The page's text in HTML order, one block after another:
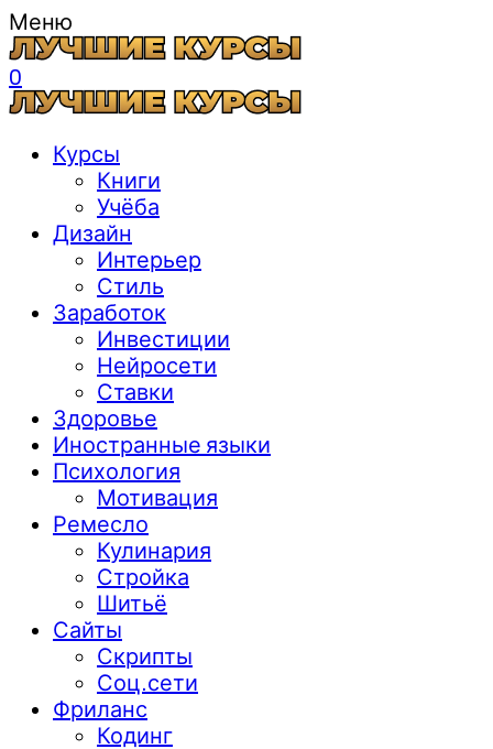
Меню
0
Курсы
Книги
Учёба
Дизайн
Интерьер
Стиль
Заработок
Инвестиции
Нейросети
Ставки
Здоровье
Иностранные языки
Психология
Мотивация
Ремесло
Кулинария
Стройка
Шитьё
Сайты
Скрипты
Соц.сети
Фриланс
Кодинг